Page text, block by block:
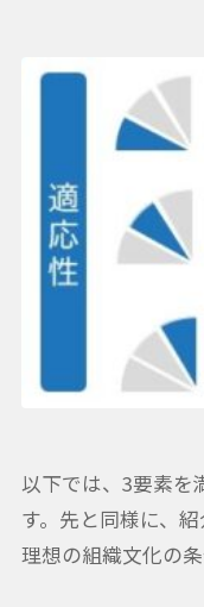
以下では、3要素を
す。先と同様に、
理想の組織文化の